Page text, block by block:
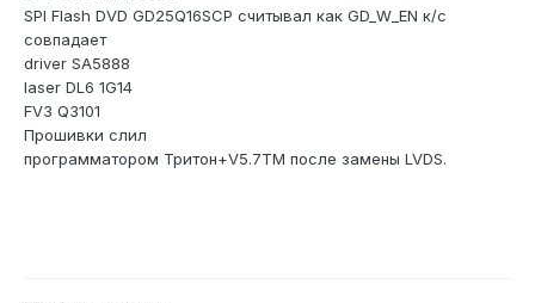
SPI Flash DVD GD25Q16SCP считывал как GD_W_EN к/с
совпадает
driver SA5888
laser DL6 1G14
FV3 Q3101
Прошивки слил
программатором Тритон+V5.7TM после замены LVDS.